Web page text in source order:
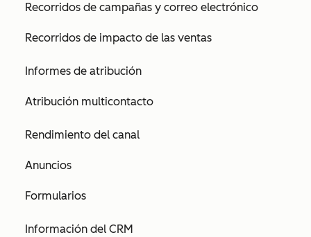
Recorridos de campañas y correo electrónico
Recorridos de impacto de las ventas
Informes de atribución
Atribución multicontacto
Rendimiento del canal
Anuncios
Formularios
Información del CRM